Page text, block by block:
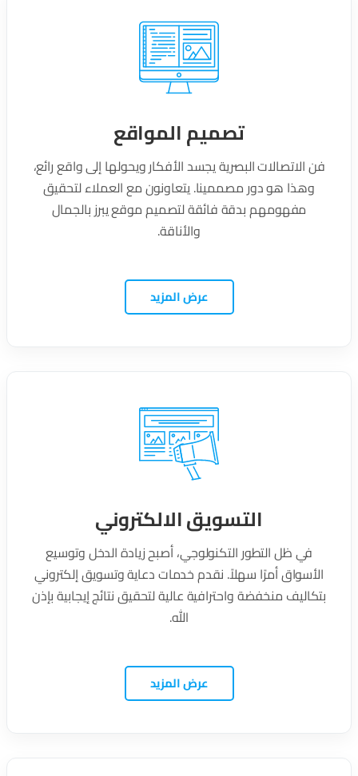
تصميم المواقع
فن الاتصالات البصرية يجسد الأفكار ويحولها إلى واقع رائع،
وهذا هو دور مصممينا. يتعاونون مع العملاء لتحقيق
مفهومهم بدقة فائقة لتصميم موقع يبرز بالجمال
والأناقة.
عرض المزيد
التسويق الالكتروني
في ظل التطور التكنولوجي، أصبح زيادة الدخل وتوسيع
الأسواق أمرًا سهلاً. نقدم خدمات دعاية وتسويق إلكتروني
بتكاليف منخفضة واحترافية عالية لتحقيق نتائج إيجابية بإذن
الله.
عرض المزيد